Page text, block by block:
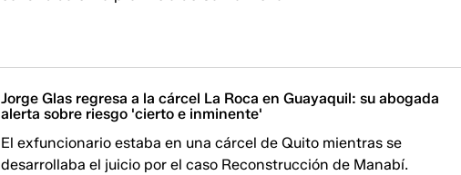
Jorge Glas regresa a la cárcel La Roca en Guayaquil: su abogada
alerta sobre riesgo 'cierto e inminente'
El exfuncionario estaba en una cárcel de Quito mientras se
desarrollaba el juicio por el caso Reconstrucción de Manabí.